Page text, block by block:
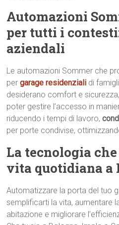
Automazioni
per tutti i
aziendali
Le automazioni Sommer che
pergarage residenziali di
desiderano comfort e
poter gestire l’accesso in
riducendo i tempi di lavoro,
per porte condivise,
La tecnologia
vita quotidiana a
Automatizzare la porta del tuo
semplificarti la vita, aumentare
abitazione e migliorare